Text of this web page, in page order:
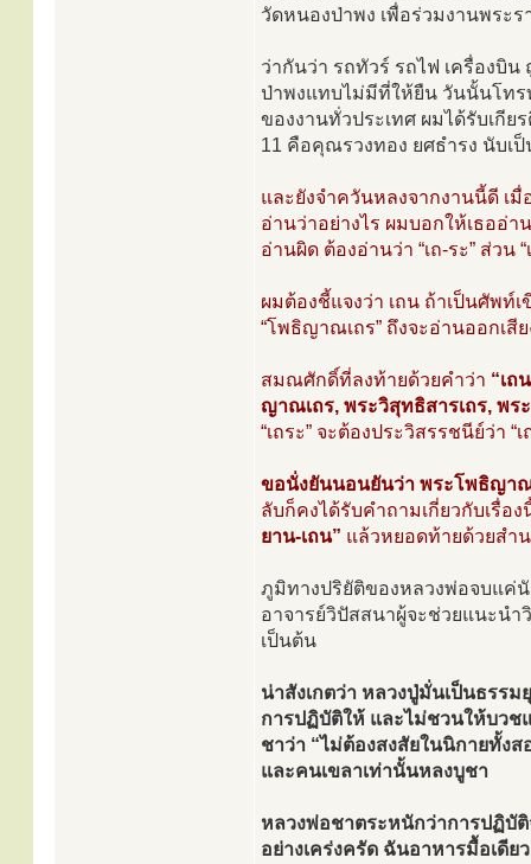
วัดหนองป่าพง เพื่อร่วมงานพระ
ว่ากันว่า รถทัวร์ รถไฟ เครื่องบิ
ป่าพงแทบไม่มีที่ให้ยืน วันนั้นโทร
ของงานทั่วประเทศ ผมได้รับเกี
11 คือคุณรวงทอง ยศธำรง นับ
และยังจำควันหลงจากงานนี้ดี เ
อ่านว่าอย่างไร ผมบอกให้เธออ่า
อ่านผิด ต้องอ่านว่า “เถ-ระ” ส่วน
ผมต้องชี้แจงว่า เถน ถ้าเป็นศัพ
“โพธิญาณเถร” ถึงจะอ่านออกเสี
สมณศักดิ์ที่ลงท้ายด้วยคำว่า “เถ
ญาณเถร, พระวิสุทธิสารเถร, พร
“เถระ” จะต้องประวิสรรชนีย์ว่า “เ
ขอนั่งยันนอนยันว่า พระโพธิญาณ
ลับก็คงได้รับคำถามเกี่ยวกับเรื่อ
ยาน-เถน” แล้วหยอดท้ายด้วยสำ
ภูมิทางปริยัติของหลวงพ่อจบแค่
อาจารย์วิปัสสนาผู้จะช่วยแนะน
เป็นต้น
น่าสังเกตว่า หลวงปู่มั่นเป็นธรร
การปฏิบัติให้ และไม่ชวนให้บวช
ชาว่า “ไม่ต้องสงสัยในนิกายทั้ง
และคนเขลาเท่านั้นหลงบูชา
หลวงพ่อชาตระหนักว่าการปฏิบั
อย่างเคร่งครัด ฉันอาหารมื้อเดี